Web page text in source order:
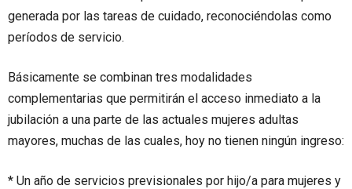
generada por las tareas de cuidado, reconociéndolas como
períodos de servicio.
Básicamente se combinan tres modalidades
complementarias que permitirán el acceso inmediato a la
jubilación a una parte de las actuales mujeres adultas
mayores, muchas de las cuales, hoy no tienen ningún ingreso:
* Un año de servicios previsionales por hijo/a para mujeres y